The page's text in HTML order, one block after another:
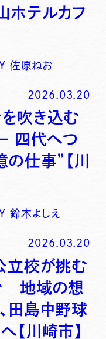
ホテルカフ
佐原ねお
2026.03.20
吹き込む
四代へつ
仕事”【川
鈴木よしえ
2026.03.20
立校が挑む
地域の想
田島中野球
【川崎市】